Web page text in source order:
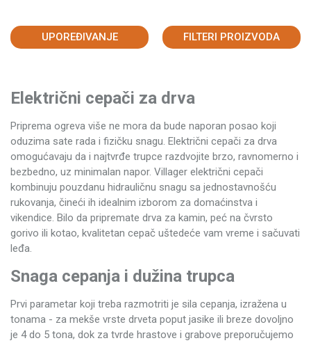
UPOREĐIVANJE FILTERI PROIZVODA
Električni cepači za drva
Priprema ogreva više ne mora da bude naporan posao koji
oduzima sate rada i fizičku snagu. Električni cepači za drva
omogućavaju da i najtvrđe trupce razdvojite brzo, ravnomerno i
bezbedno, uz minimalan napor. Villager električni cepači
kombinuju pouzdanu hidrauličnu snagu sa jednostavnošću
rukovanja, čineći ih idealnim izborom za domaćinstva i
vikendice. Bilo da pripremate drva za kamin, peć na čvrsto
gorivo ili kotao, kvalitetan cepač uštedeće vam vreme i sačuvati
leđa.
Snaga cepanja i dužina trupca
Prvi parametar koji treba razmotriti je sila cepanja, izražena u
tonama - za mekše vrste drveta poput jasike ili breze dovoljno
je 4 do 5 tona, dok za tvrde hrastove i grabove preporučujemo